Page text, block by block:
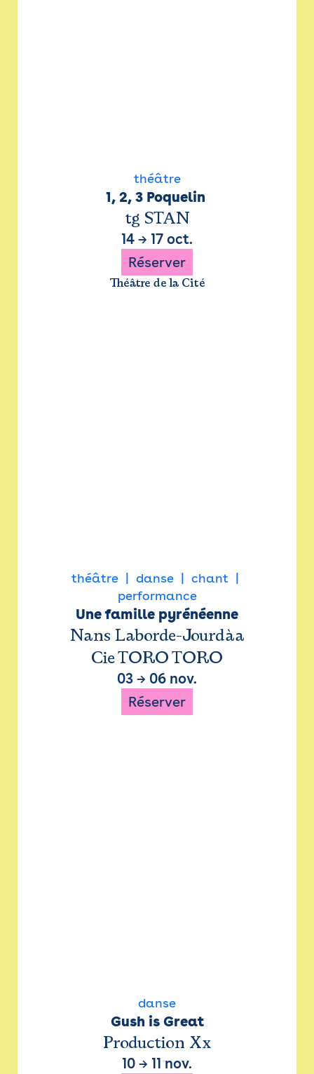
théâtre
1, 2, 3 Poquelin
tg STAN
14 → 17 oct.
Réserver
Théâtre de la Cité
théâtre danse
chant
performance
Une famille pyrénéenne
Nans Laborde-Jourdàa
Cie TORO TORO
03 → 06 nov.
Réserver
danse
Gush is Great
Production Xx
10 → 11 nov.